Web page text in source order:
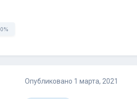
0%
Опубликовано 1 марта, 2021